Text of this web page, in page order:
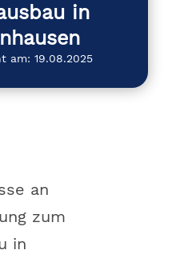
in
am: 19.08.2025
an
zum
in